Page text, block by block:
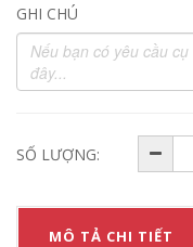
GHI CHÚ
SỐ LƯỢNG:
MÔ TẢ CHI TIẾT